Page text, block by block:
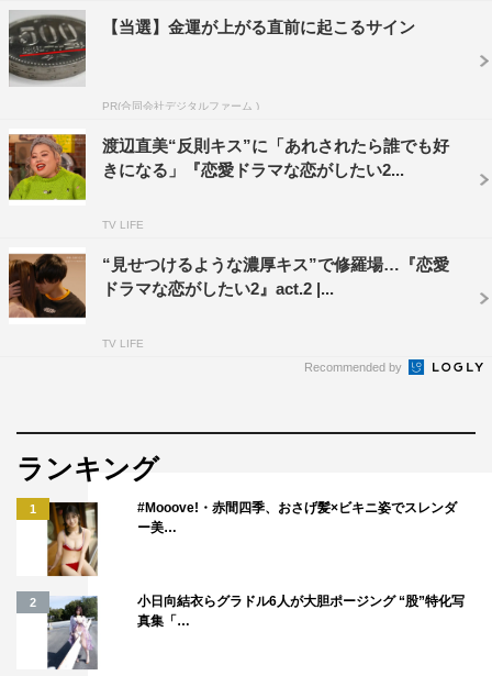
まれた。
さらに、渡辺は「やっぱ渡辺直美に声かけるやつロクな
奴いないでしょ」と話すと、5年前に焼き鳥店で遭遇した
と声をかけられ、のちご飯にいったものの、恋愛に発展す
るどころか「マジで来たじゃんやべー。会社の皆に渡辺直
美と飲むって言ったらうらましがられたんで、今度60人く
らいで集まるときにも来てくれませんか」と営業をかけら
れた苦い経験談を明かした。谷も「私も似たような経験が
ある」と告白し、「（一般人の男性から）自分のLINEや
インスタグラムなどを知っていることを周囲に言いふらさ
れたことがある」と芸能人ならではの切ない体験談を明か
【当選】金運が上がる直前に起こるサイン
PR(合同会社デジタルファーム )
渡辺直美“反則キス”に「あれされたら誰でも好
きになる」『恋愛ドラマな恋がしたい2...
TV LIFE
“見せつけるような濃厚キス”で修羅場…『恋愛
ドラマな恋がしたい2』act.2 |...
TV LIFE
Recommended by
ランキング
1
#Mooove!・赤間四季、おさげ髪×ビキニ姿でスレンダ
ー美…
2
小日向結衣らグラドル6人が大胆ポージング “股”特化写
真集「…